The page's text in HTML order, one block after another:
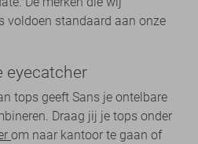
voldoen standaard aan onze
eyecatcher
tops geeft Sans je ontelbare
Draag jij je tops onder
om naar kantoor te gaan of